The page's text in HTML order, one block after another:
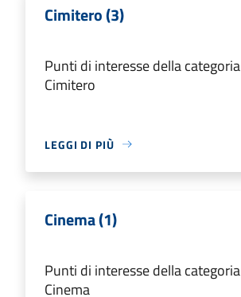
Cimitero (3)
Punti di interesse della categoria
Cimitero
LEGGI DI PIÙ
Cinema (1)
Punti di interesse della categoria
Cinema